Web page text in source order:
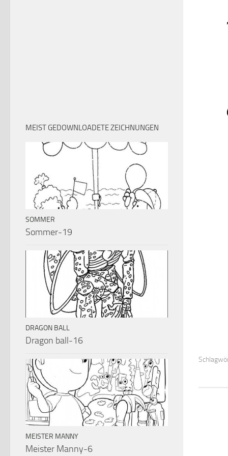
MEIST GEDOWNLOADETE ZEICHNUNGEN
SOMMER
Sommer-19
DRAGON BALL
Dragon ball-16
MEISTER MANNY
Meister Manny-6